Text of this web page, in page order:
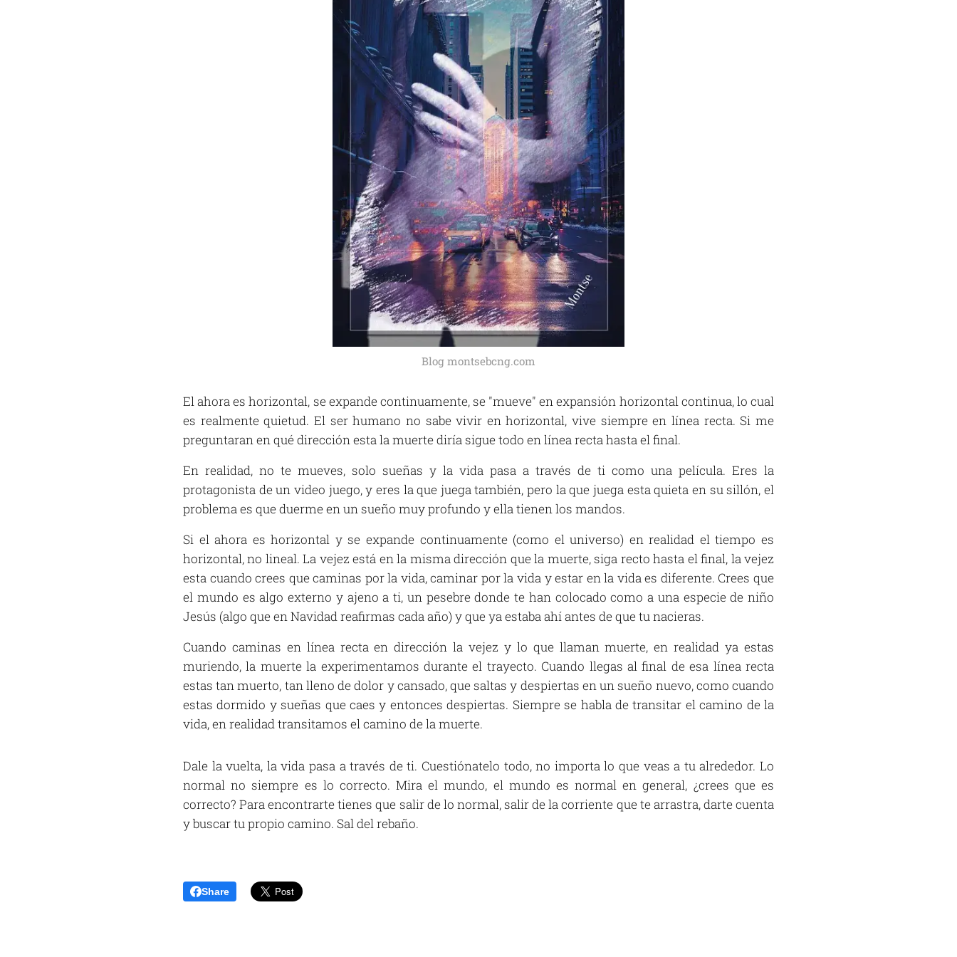
Blog montsebcng.com
El ahora es horizontal, se expande continuamente, se "mueve" en expansión horizontal continua, lo cual
es realmente quietud. El ser humano no sabe vivir en horizontal, vive siempre en línea recta. Si me
preguntaran en qué dirección esta la muerte diría sigue todo en línea recta hasta el final.
En realidad, no te mueves, solo sueñas y la vida pasa a través de ti como una película. Eres la
protagonista de un video juego, y eres la que juega también, pero la que juega esta quieta en su sillón, el
problema es que duerme en un sueño muy profundo y ella tienen los mandos.
Si el ahora es horizontal y se expande continuamente (como el universo) en realidad el tiempo es
horizontal, no lineal. La vejez está en la misma dirección que la muerte, siga recto hasta el final, la vejez
esta cuando crees que caminas por la vida, caminar por la vida y estar en la vida es diferente. Crees que
el mundo es algo externo y ajeno a ti, un pesebre donde te han colocado como a una especie de niño
Jesús (algo que en Navidad reafirmas cada año) y que ya estaba ahí antes de que tu nacieras.
Cuando caminas en línea recta en dirección la vejez y lo que llaman muerte, en realidad ya estas
muriendo, la muerte la experimentamos durante el trayecto. Cuando llegas al final de esa línea recta
estas tan muerto, tan lleno de dolor y cansado, que saltas y despiertas en un sueño nuevo, como cuando
estas dormido y sueñas que caes y entonces despiertas. Siempre se habla de transitar el camino de la
vida, en realidad transitamos el camino de la muerte.
Dale la vuelta, la vida pasa a través de ti. Cuestiónatelo todo, no importa lo que veas a tu alrededor. Lo
normal no siempre es lo correcto. Mira el mundo, el mundo es normal en general, ¿crees que es
correcto? Para encontrarte tienes que salir de lo normal, salir de la corriente que te arrastra, darte cuenta
y buscar tu propio camino. Sal del rebaño.
Share